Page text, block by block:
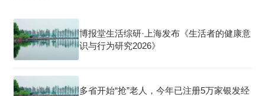
博报堂生活综研·上海发布《生活者的健康意
识与行为研究2026》
多省开始“抢”老人，今年已注册5万家银发经